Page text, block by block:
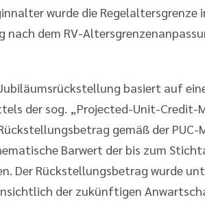
wurde die Regelaltersgrenze
nach dem RV-
basiert auf
der sog. „Projected-Unit-Credit-
gemäß der
Barwert der bis zum
Der Rückstellungsbetrag wurde
der zukünftigen